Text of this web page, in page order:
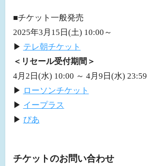
■チケット一般発売
2025年3月15日(土) 10:00～
▶︎ テレ朝チケット
＜リセール受付期間＞
4月2日(水) 10:00 ～ 4月9日(水) 23:59
▶︎ ローソンチケット
▶︎ イープラス
▶︎ ぴあ
チケットのお問い合わせ